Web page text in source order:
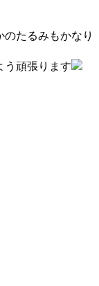
たるみもかなり
う頑張ります